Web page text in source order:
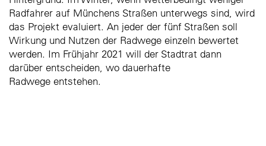
Radfahrer auf Münchens Straßen unterwegs sind, wird
das Projekt evaluiert. An jeder der fünf Straßen soll
Wirkung und Nutzen der Radwege einzeln bewertet
werden. Im Frühjahr 2021 will der Stadtrat dann
darüber entscheiden, wo dauerhafte
Radwege entstehen.